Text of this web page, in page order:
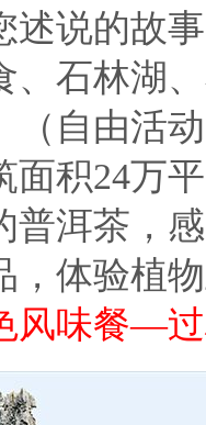
述说的故
、石林湖
（自由活
面积24万
普洱茶，
，体验植
风味餐—